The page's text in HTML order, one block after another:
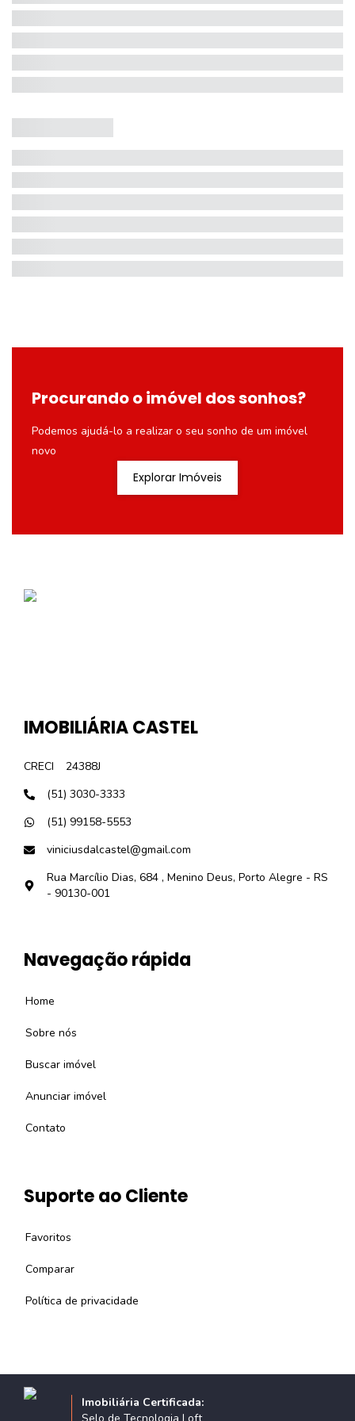
Procurando o imóvel dos sonhos?
Podemos ajudá-lo a realizar o seu sonho de um imóvel
novo
Explorar Imóveis
IMOBILIÁRIA CASTEL
CRECI
24388J
(51) 3030-3333
(51) 99158-5553
viniciusdalcastel@gmail.com
Rua Marcílio Dias, 684 , Menino Deus, Porto Alegre - RS
- 90130-001
Navegação rápida
Home
Sobre nós
Buscar imóvel
Anunciar imóvel
Contato
Suporte ao Cliente
Favoritos
Comparar
Política de privacidade
Imobiliária Certificada: